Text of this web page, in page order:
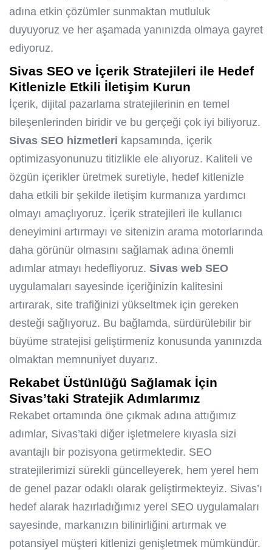
adına etkin çözümler sunmaktan mutluluk
duyuyoruz ve her aşamada yanınızda olmaya gayret
ediyoruz.
Sivas SEO ve İçerik Stratejileri ile Hedef
Kitlenizle Etkili İletişim Kurun
İçerik, dijital pazarlama stratejilerinin en temel
bileşenlerinden biridir ve bu gerçeği çok iyi biliyoruz.
Sivas SEO hizmetleri kapsamında, içerik
optimizasyonunuzu titizlikle ele alıyoruz. Kaliteli ve
özgün içerikler üretmek suretiyle, hedef kitlenizle
daha etkili bir şekilde iletişim kurmanıza yardımcı
olmayı amaçlıyoruz. İçerik stratejileri ile kullanıcı
deneyimini artırmayı ve sitenizin arama motorlarında
daha görünür olmasını sağlamak adına önemli
adımlar atmayı hedefliyoruz. Sivas web SEO
uygulamaları sayesinde içeriğinizin kalitesini
artırarak, site trafiğinizi yükseltmek için gereken
desteği sağlıyoruz. Bu bağlamda, sürdürülebilir bir
büyüme stratejisi geliştirmeniz konusunda yanınızda
olmaktan memnuniyet duyarız.
Rekabet Üstünlüğü Sağlamak İçin
Sivas’taki Stratejik Adımlarımız
Rekabet ortamında öne çıkmak adına attığımız
adımlar, Sivas’taki diğer işletmelere kıyasla sizi
avantajlı bir pozisyona getirmektedir. SEO
stratejilerimizi sürekli güncelleyerek, hem yerel hem
de genel pazar odaklı olarak geliştirmekteyiz. Sivas’ı
hedef alarak hazırladığımız yerel SEO uygulamaları
sayesinde, markanızın bilinirliğini artırmak ve
potansiyel müşteri kitlenizi genişletmek mümkündür.